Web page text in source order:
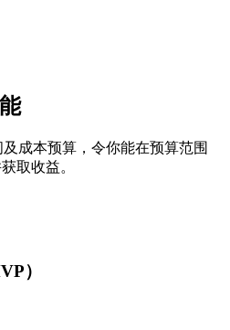
成本预算，令你能在预算范围
取收益。
）